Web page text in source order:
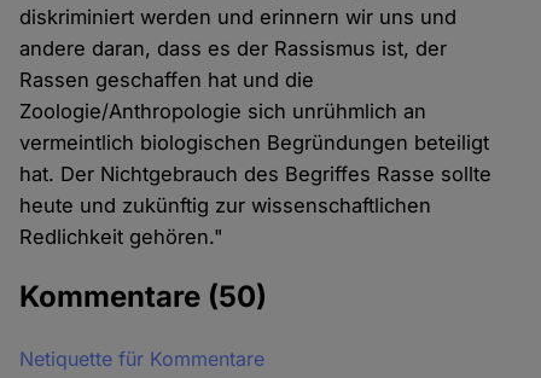
diskriminiert werden und erinnern wir uns und
andere daran, dass es der Rassismus ist, der
Rassen geschaffen hat und die
Zoologie/Anthropologie sich unrühmlich an
vermeintlich biologischen Begründungen beteiligt
hat. Der Nichtgebrauch des Begriffes Rasse sollte
heute und zukünftig zur wissenschaftlichen
Redlichkeit gehören."
Kommentare (50)
Netiquette für Kommentare